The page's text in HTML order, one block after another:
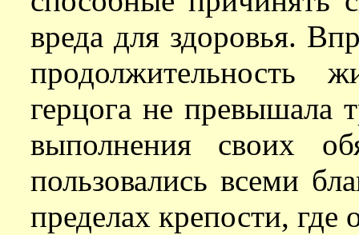
вреда для здоровья.
продолжительность
герцога не превышала
выполнения своих
пользовались всеми
пределах крепости,